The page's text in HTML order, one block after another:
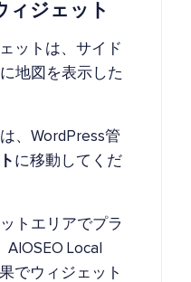
ィジェット
ットは、サイド
地図を表示した
、WordPress管
に移動してくだ
トエリアでプラ
Local
でウィジェット